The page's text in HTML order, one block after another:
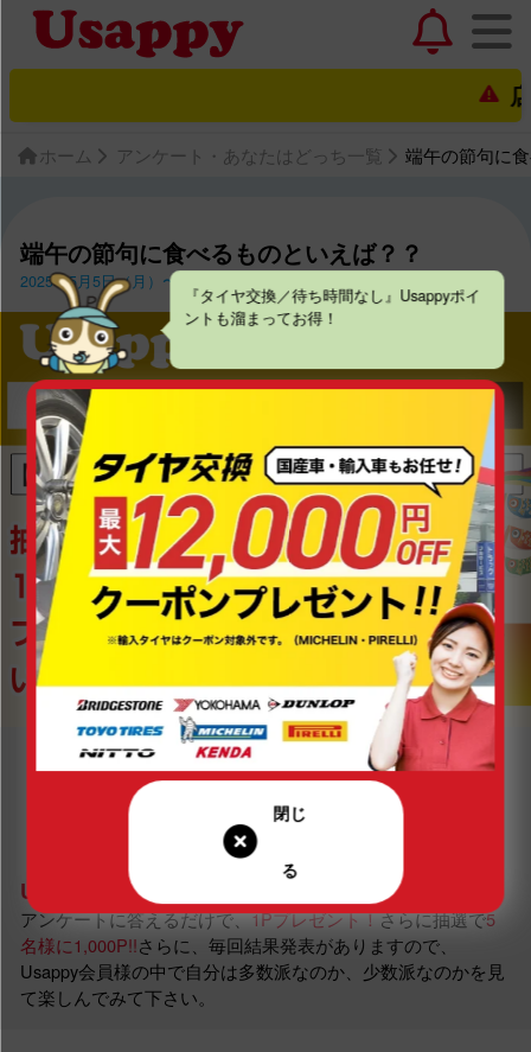
店舗
ホーム アンケート・あなたはどっち一覧 端午の節句に
端午の節句に食べるものといえば？？
2025年5月5日（月）〜2025年5月18日（日）
Usappyあなたはどっち？とは…
アンケートに答えるだけで、1Pプレゼント！さらに抽選で5
名様に1,000P!!さらに、毎回結果発表がありますので、
Usappy会員様の中で自分は多数派なのか、少数派なのかを見
て楽しんでみて下さい。
『タイヤ交換／待ち時間なし』Usappyポイ
ントも溜まってお得！